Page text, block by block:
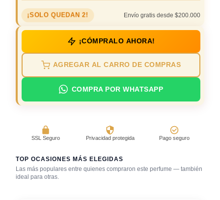
¡SOLO QUEDAN 2! Envío gratis desde $200.000
¡CÓMPRALO AHORA!
AGREGAR AL CARRO DE COMPRAS
COMPRA POR WHATSAPP
SSL Seguro Privacidad protegida Pago seguro
TOP OCASIONES MÁS ELEGIDAS
Las más populares entre quienes compraron este perfume — también
ideal para otras.
Día caluroso /
clima cálido